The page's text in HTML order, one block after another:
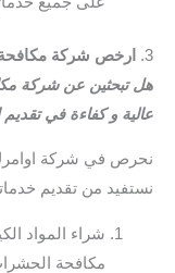
3.
ارخص شركة
هل تبحثين عن شركة
عالية و كفاءة في
نحرص في شركة
نستفيد من تقديم
شراء المواد
مكافحة